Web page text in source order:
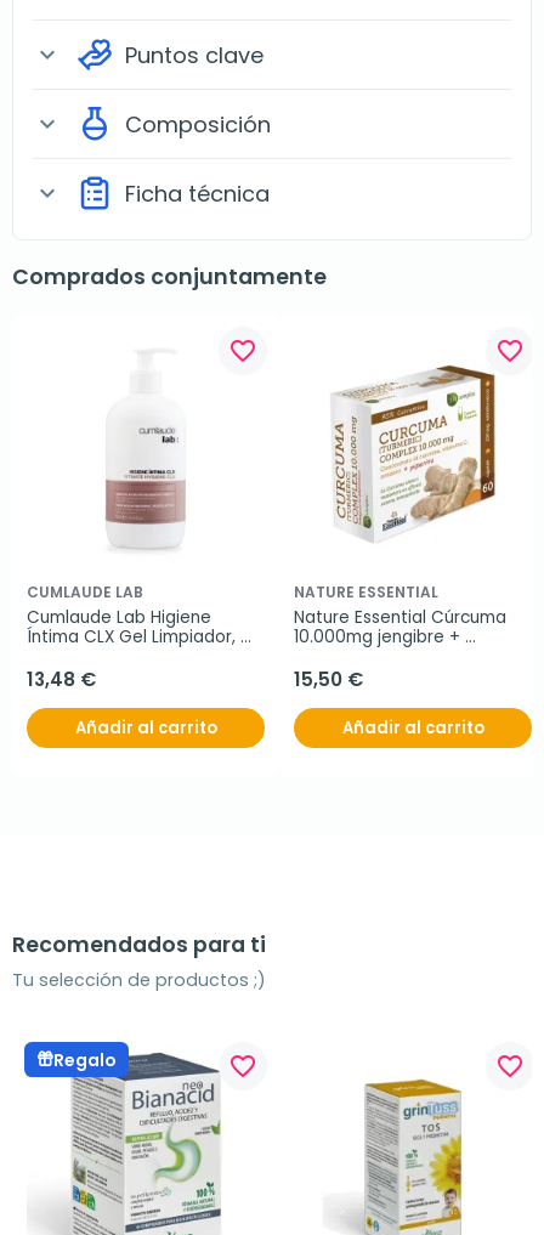
expand_more Puntos clave
expand_more Composición
expand_more Ficha técnica
Comprados conjuntamente
favorite_border
CUMLAUDE LAB
Cumlaude Lab Higiene
Íntima CLX Gel Limpiador,
13,48 €
Añadir al carrito
favorite_border
NATURE ESSENTIAL
Nature Essential Cúrcuma
10.000mg jengibre +
15,50 €
Añadir al carrito
Recomendados para ti
Tu selección de productos ;)
Regalo favorite_border favorite_border